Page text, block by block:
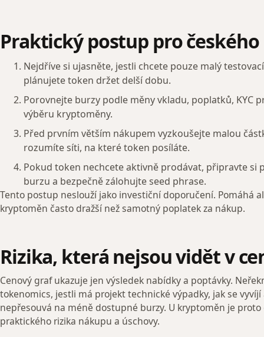
Praktický postup pro
Nejdříve si ujasněte, jestli chcete pouze malý
plánujete token držet delší dobu.
Porovnejte burzy podle měny vkladu, poplatků, KYC
výběru kryptoměny.
Před prvním větším nákupem vyzkoušejte malou
rozumíte síti, na které token posíláte.
Pokud token nechcete aktivně prodávat, připravte si
burzu a bezpečně zálohujte seed phrase.
Tento postup neslouží jako investiční doporučení. Pomáhá
kryptoměn často dražší než samotný poplatek za nákup.
Rizika, která nejsou vidět v
Cenový graf ukazuje jen výsledek nabídky a poptávky.
tokenomics, jestli má projekt technické výpadky, jak se
nepřesouvá na méně dostupné burzy. U kryptoměn je
praktického rizika nákupu a úschovy.